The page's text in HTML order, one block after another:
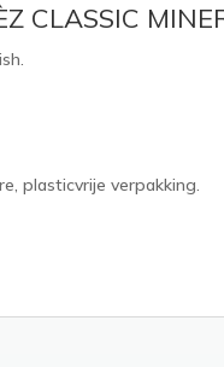
CLASSIC
plasticvrije verpakking.